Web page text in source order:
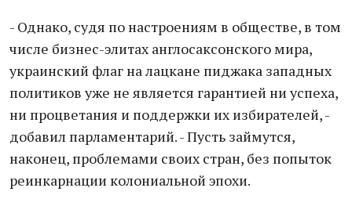
- Однако, судя по настроениям в обществе, в том
числе бизнес-элитах англосаксонского мира,
украинский флаг на лацкане пиджака западных
политиков уже не является гарантией ни успеха,
ни процветания и поддержки их избирателей, -
добавил парламентарий. - Пусть займутся,
наконец, проблемами своих стран, без попыток
реинкарнации колониальной эпохи.